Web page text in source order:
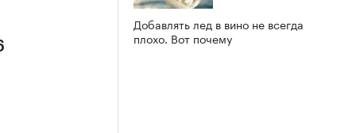
Добавлять лед в вино не всегда
плохо. Вот почему